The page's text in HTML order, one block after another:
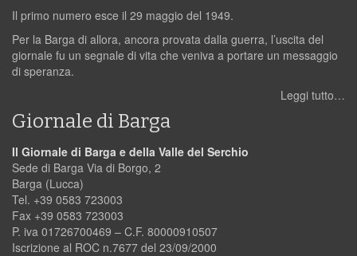
Il primo numero esce il 29 maggio del 1949.
Per la Barga di allora, ancora provata dalla guerra, l’uscita del
giornale fu un segnale di vita che veniva a portare un messaggio
di speranza.
Leggi tutto…
Giornale di Barga
Il Giornale di Barga e della Valle del Serchio
Sede di Barga Via di Borgo, 2
Barga (Lucca)
Tel. +39 0583 723003
Fax +39 0583 723003
P. iva 01726700469 – C.F. 80000910507
Iscrizione al ROC n.7677 del 23/09/2000